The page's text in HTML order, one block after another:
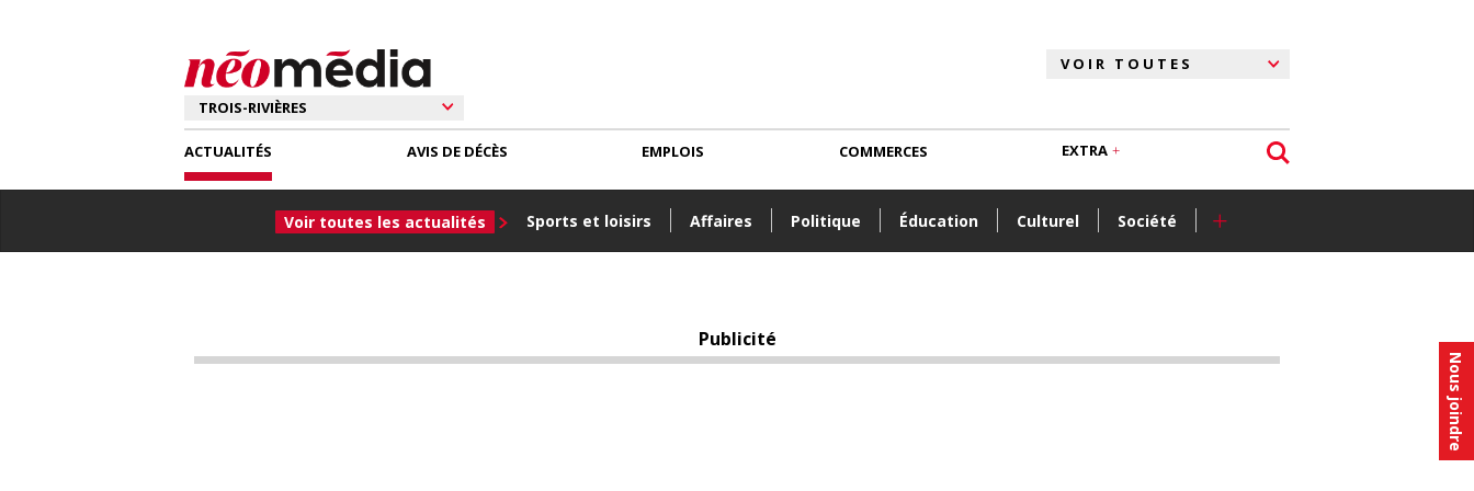
Nous joindre
ACTUALITÉS
Voir toutes les actualités Sports et loisirs Affaires Politique Éducation Culturel Société +
AVIS DE DÉCÈS EMPLOIS COMMERCES EXTRA
Publicité